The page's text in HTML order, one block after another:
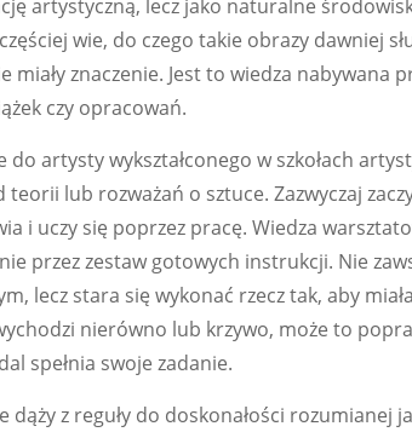
artystyczną, lecz jako naturalne
wie, do czego takie obrazy dawniej
miały znaczenie. Jest to wiedza nabywana
czy opracowań.
do artysty wykształconego w szkołach
teorii lub rozważań o sztuce. Zazwyczaj
i uczy się poprzez pracę. Wiedza
przez zestaw gotowych instrukcji. Nie
lecz stara się wykonać rzecz tak, aby
nierówno lub krzywo, może to
spełnia swoje zadanie.
dąży z reguły do doskonałości rozumianej